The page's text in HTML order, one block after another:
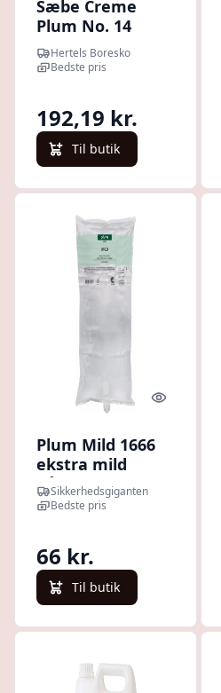
Sæbe Creme
Plum No. 14
M/parfume 1,4
Liter
Hertels Boresko
Bedste pris
192,19 kr.
Til butik
Quick look
Plum Mild 1666
ekstra mild
håndsæbe 1000
ml pose | Sæbe |
Sikkerhedsgiganten
Bedste pris
66 kr.
Til butik